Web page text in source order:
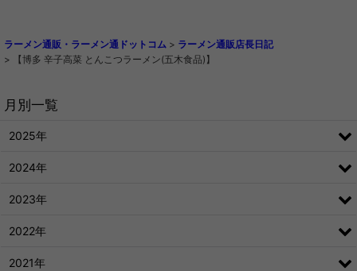
ラーメン通販・ラーメン通ドットコム > ラーメン通販店長日記
>
【博多 辛子高菜 とんこつラーメン(五木食品)】
月別一覧
2025年
2024年
2023年
2022年
2021年